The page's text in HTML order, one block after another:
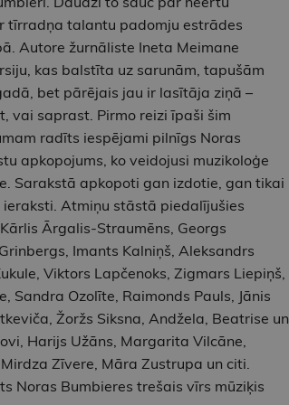
tīrradņa talantu padomju estrādes
Autore žurnāliste Ineta Meimane
kas balstīta uz sarunām, tapušām
bet pārējais jau ir lasītāja ziņā –
vai saprast. Pirmo reizi īpaši šim
radīts iespējami pilnīgs Noras
apkopojums, ko veidojusi muzikoloģe
Sarakstā apkopoti gan izdotie, gan tikai
Atmiņu stāstā piedalījušies
Ārgalis-Straumēns, Georgs
Imants Kalniņš, Aleksandrs
Viktors Lapčenoks, Zigmars Liepiņš,
Sandra Ozolīte, Raimonds Pauls, Jānis
Žoržs Siksna, Andžela, Beatrise un
Harijs Užāns, Margarita Vilcāne,
Zīvere, Māra Zustrupa un citi.
Noras Bumbieres trešais vīrs mūziķis